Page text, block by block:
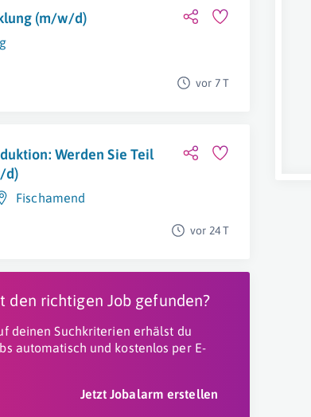
(m/w/d)
vor 7 T
Werden Sie Teil
d)
Fischamend
vor 24 T
den richtigen Job gefunden?
deinen Suchkriterien erhälst du
automatisch und kostenlos per E-
Jetzt Jobalarm erstellen